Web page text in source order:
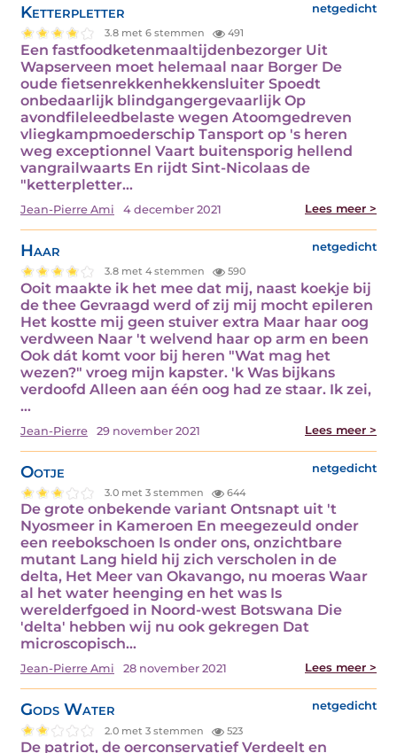
Ketterpletter netgedicht
3.8 met 6 stemmen 491
Een fastfoodketenmaaltijdenbezorger Uit
Wapserveen moet helemaal naar Borger De
oude fietsenrekkenhekkensluiter Spoedt
onbedaarlijk blindgangergevaarlijk Op
avondfileleedbelaste wegen Atoomgedreven
vliegkampmoederschip Tansport op 's heren
weg exceptionnel Vaart buitensporig hellend
vangrailwaarts En rijdt Sint-Nicolaas de
"ketterpletter…
Jean-Pierre Ami 4 december 2021 Lees meer >
Haar netgedicht
3.8 met 4 stemmen 590
Ooit maakte ik het mee dat mij, naast koekje bij
de thee Gevraagd werd of zij mij mocht epileren
Het kostte mij geen stuiver extra Maar haar oog
verdween Naar 't welvend haar op arm en been
Ook dát komt voor bij heren "Wat mag het
wezen?" vroeg mijn kapster. 'k Was bijkans
verdoofd Alleen aan één oog had ze staar. Ik zei,
…
Jean-Pierre 29 november 2021 Lees meer >
Ootje netgedicht
3.0 met 3 stemmen 644
De grote onbekende variant Ontsnapt uit 't
Nyosmeer in Kameroen En meegezeuld onder
een reebokschoen Is onder ons, onzichtbare
mutant Lang hield hij zich verscholen in de
delta, Het Meer van Okavango, nu moeras Waar
al het water heenging en het was Is
werelderfgoed in Noord-west Botswana Die
'delta' hebben wij nu ook gekregen Dat
microscopisch…
Jean-Pierre Ami 28 november 2021 Lees meer >
Gods Water netgedicht
2.0 met 3 stemmen 523
De patriot, de oerconservatief Verdeelt en